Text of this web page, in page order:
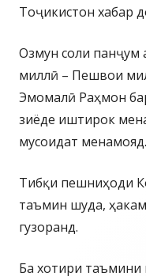
Тоҷикистон хабар
Озмун соли панҷум
миллӣ – Пешвои
Эмомалӣ Раҳмон
зиёде иштирок
мусоидат менамояд.
Тибқи пешниҳоди
таъмин шуда,
гузоранд.
Ба хотири таъмини